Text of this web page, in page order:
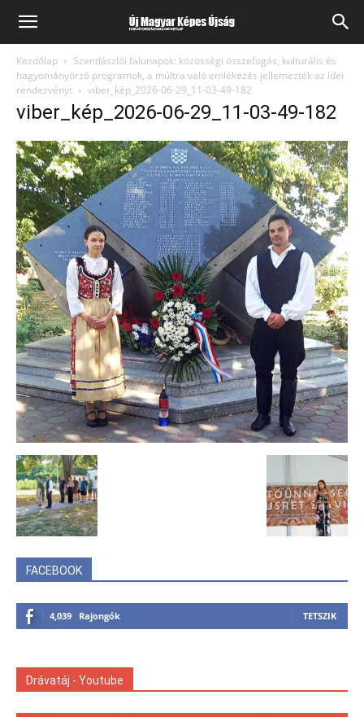
Kezdőlap
Szentlászlói falunapok: közösségi összefogás, kulturális és
hagyományőrző programok, a múltra való emlékezés jellemezték az idei
rendezvényt
viber_kép_2026-06-29_11-03-49-182
viber_kép_2026-06-29_11-03-49-182
FACEBOOK
4,039 Rajongók TETSZIK
Drávatáj - Youtube